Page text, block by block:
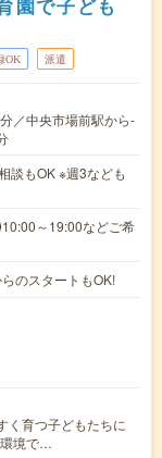
園で子ども
OK 派遣
／中央市場前駅から-
談もOK ※週3なども
～19:00などご希
のスタートもOK!
育つ子どもたちに
環境で…